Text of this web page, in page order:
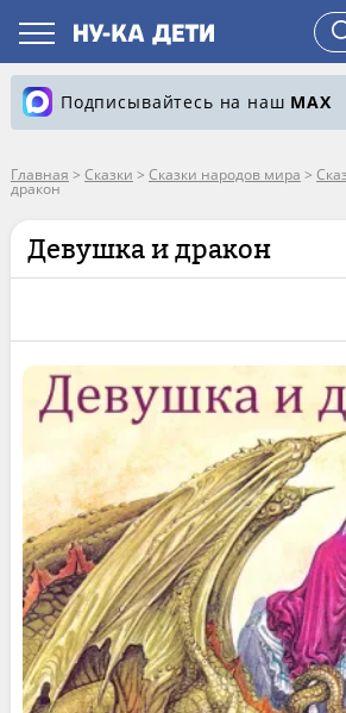
Подписывайтесь на наш MAX
Главная > Сказки > Сказки народов мира >
дракон
Девушка и дракон